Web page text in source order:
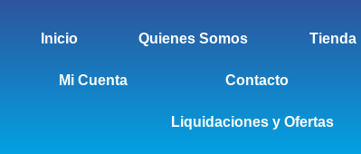
Inicio Quienes Somos Tienda
Mi Cuenta Contacto
Liquidaciones y Ofertas